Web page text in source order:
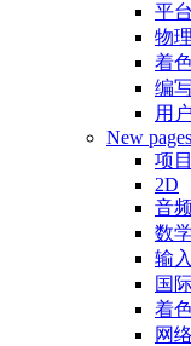
平
物
着
编
用
New
项
2D
音频
数学
输入
国
着
网